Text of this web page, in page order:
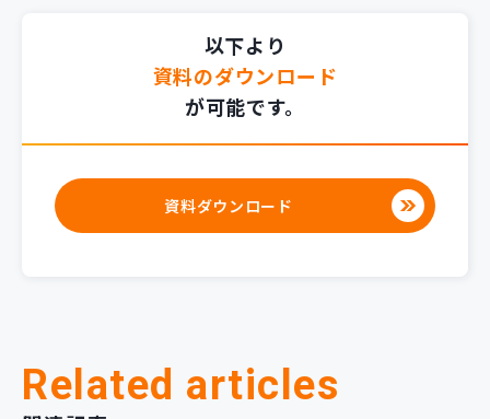
以下より
資料のダウンロード
が可能です。
資料ダウンロード
Related articles